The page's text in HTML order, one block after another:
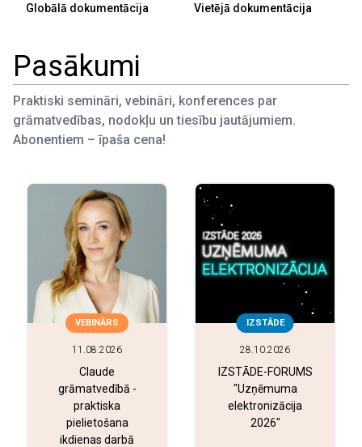
Globālā dokumentācija
Vietējā dokumentācija
Pasākumi
Praktiski semināri, vebināri, konferences par
grāmatvedības, nodokļu un tiesību jautājumiem.
Abonentiem – īpaša cena!
VEBINĀRS
11.08.2026
Claude
grāmatvedībā -
praktiska
pielietošana
ikdienas darbā
IZSTĀDE
28.10.2026
IZSTĀDE-FORUMS
"Uzņēmuma
elektronizācija
2026"